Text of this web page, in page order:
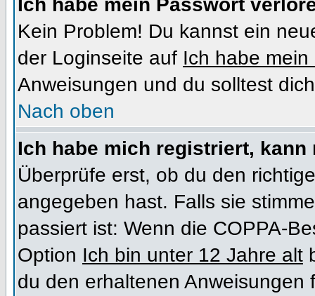
Kein Problem! Du kannst ein
der Loginseite auf Ich habe
Anweisungen und du solltest
Nach oben
Ich habe mich registriert,
Überprüfe erst, ob du den
angegeben hast. Falls sie
passiert ist: Wenn die COPPA-
Option Ich bin unter 12 Jahre alt
du den erhaltenen